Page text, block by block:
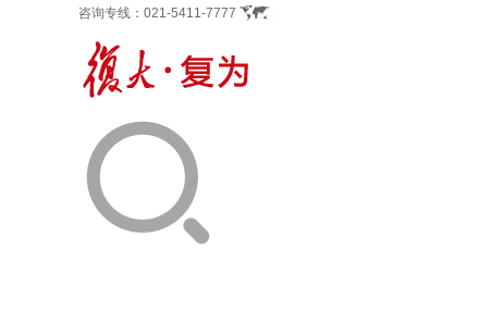
咨询专线： 021-5411-7777